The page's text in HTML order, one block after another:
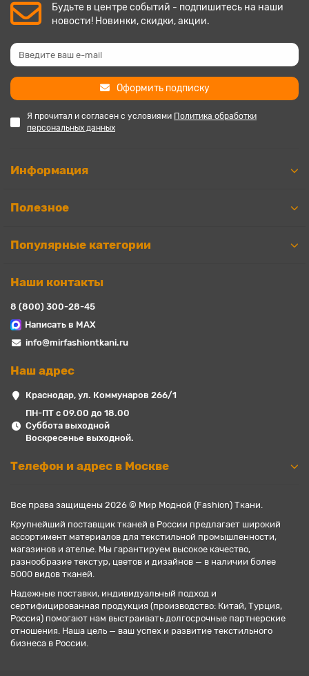
Будьте в центре событий - подпишитесь на наши
новости! Новинки, скидки, акции.
Оформить подписку
Я прочитал и согласен с условиями Политика обработки
персональных данных
Информация
Полезное
Популярные категории
Наши контакты
8 (800) 300-28-45
Написать в MAX
info@mirfashiontkani.ru
Наш адрес
Краснодар, ул. Коммунаров 266/1
ПН-ПТ с 09.00 до 18.00
Суббота выходной
Воскресенье выходной.
Телефон и адрес в Москве
Все права защищены 2026 © Мир Модной (Fashion) Ткани.
Крупнейший поставщик тканей в России предлагает широкий
ассортимент материалов для текстильной промышленности,
магазинов и ателье. Мы гарантируем высокое качество,
разнообразие текстур, цветов и дизайнов — в наличии более
5000 видов тканей.
Надежные поставки, индивидуальный подход и
сертифицированная продукция (производство: Китай, Турция,
Россия) помогают нам выстраивать долгосрочные партнерские
отношения. Наша цель — ваш успех и развитие текстильного
бизнеса в России.